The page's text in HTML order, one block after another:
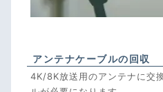
アンテナケーブルの回収
4K/8K放送用のアンテナに交